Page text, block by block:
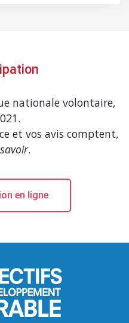
nationale volontaire,
et vos avis comptent,
.
en ligne